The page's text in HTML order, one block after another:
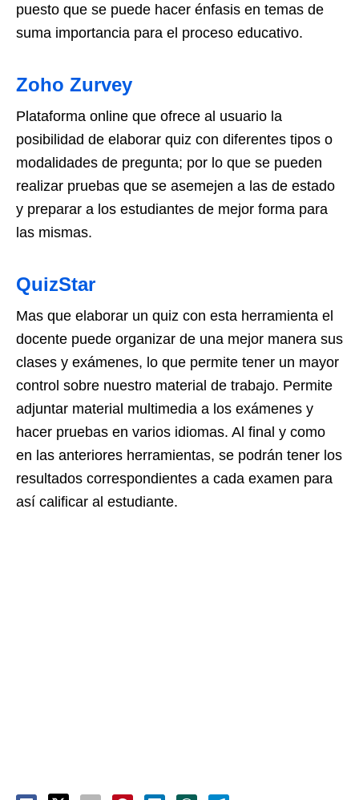
puesto que se puede hacer énfasis en temas de
suma importancia para el proceso educativo.
Zoho Zurvey
Plataforma online que ofrece al usuario la
posibilidad de elaborar quiz con diferentes tipos o
modalidades de pregunta; por lo que se pueden
realizar pruebas que se asemejen a las de estado
y preparar a los estudiantes de mejor forma para
las mismas.
QuizStar
Mas que elaborar un quiz con esta herramienta el
docente puede organizar de una mejor manera sus
clases y exámenes, lo que permite tener un mayor
control sobre nuestro material de trabajo. Permite
adjuntar material multimedia a los exámenes y
hacer pruebas en varios idiomas. Al final y como
en las anteriores herramientas, se podrán tener los
resultados correspondientes a cada examen para
así calificar al estudiante.